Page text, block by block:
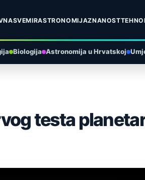
SVEMIRASTRONOMIJAZNANOST
Biologija Astronomija u Hrvatskoj
testa